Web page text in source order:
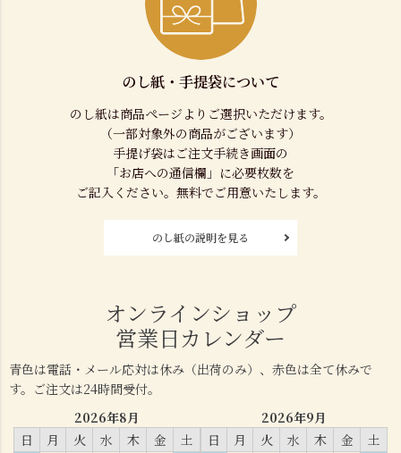
のし紙・手提袋について
のし紙は商品ページよりご選択いただけます。
（一部対象外の商品がございます）
手提げ袋はご注文手続き画面の
「お店への通信欄」に必要枚数を
ご記入ください。無料でご用意いたします。
のし紙の説明を見る
オンラインショップ
営業日カレンダー
青色は電話・メール応対は休み（出荷のみ）、赤色は全て休みで
す。ご注文は24時間受付。
2026年8月
日
月 火 水 木 金
土
2026年9月
日
月 火 水 木 金
土